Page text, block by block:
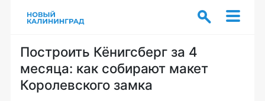
Построить Кёнигсберг за 4
месяца: как собирают макет
Королевского замка